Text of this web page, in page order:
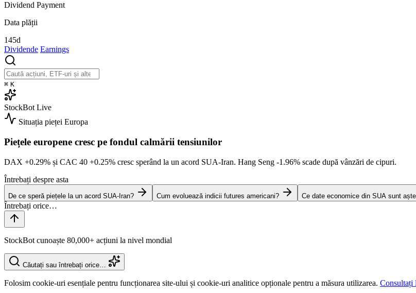
Dividend Payment
Data plății
145d
Dividende Earnings
⌘ K
StockBot Live
Situația pieței Europa
Piețele europene cresc pe fondul calmării tensiunilor
DAX +0.29% și CAC 40 +0.25% cresc sperând la un acord SUA-Iran. Hang Seng -1.96% scade după vânzări de cipuri.
Întrebați despre asta
De ce speră piețele la un acord SUA-Iran? Cum evoluează indicii futures americani? Ce date economice din SUA sunt
StockBot cunoaște 80,000+ acțiuni la nivel mondial
Căutați sau întrebați orice…
Folosim cookie-uri esențiale pentru funcționarea site-ului și cookie-uri analitice opționale pentru a măsura utilizarea. Consultați